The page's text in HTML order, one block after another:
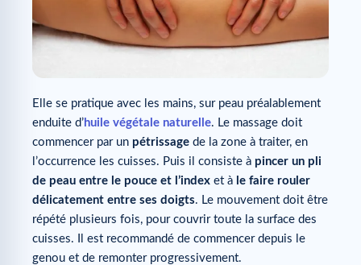
Elle se pratique avec les mains, sur peau préalablement
enduite d’huile végétale naturelle. Le massage doit
commencer par un pétrissage de la zone à traiter, en
l’occurrence les cuisses. Puis il consiste à pincer un pli
de peau entre le pouce et l’index et à le faire rouler
délicatement entre ses doigts. Le mouvement doit être
répété plusieurs fois, pour couvrir toute la surface des
cuisses. Il est recommandé de commencer depuis le
genou et de remonter progressivement.